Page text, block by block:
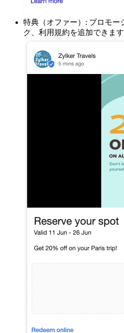
特典（オファー）: プロモー
ク、利用規約を追加できま